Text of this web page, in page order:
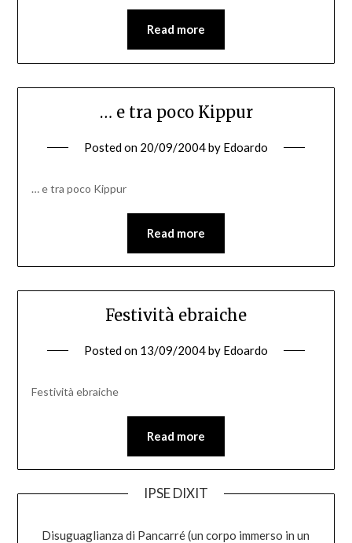
Read more
… e tra poco Kippur
Posted on 20/09/2004by Edoardo
… e tra poco Kippur
Read more
Festività ebraiche
Posted on 13/09/2004by Edoardo
Festività ebraiche
Read more
IPSE DIXIT
Disuguaglianza di Pancarré (un corpo immerso in un